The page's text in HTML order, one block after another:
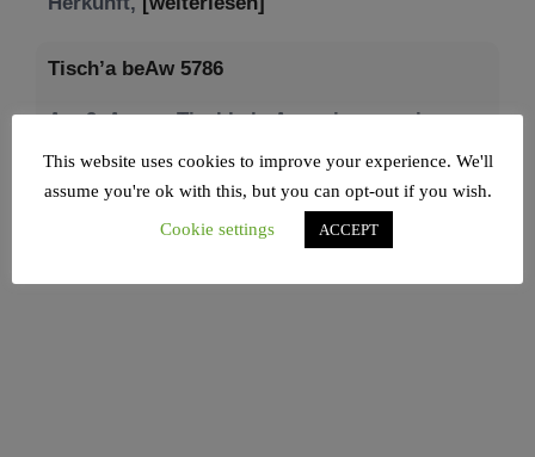
Tisch’a beAw 5786
Am 9. Aw, an Tisch’a beAw, erinnern wir uns
This website uses cookies to improve your experience. We'll
assume you're ok with this, but you can opt-out if you wish.
Cookie settings
ACCEPT